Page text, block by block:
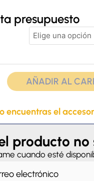
presupuesto
AÑADIR AL
encuentras el
producto
cuando esté